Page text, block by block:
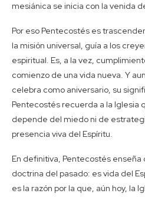
mesiánica se inicia con la venida
Por eso Pentecostés es
la misión universal, guía a los
espiritual. Es, a la vez,
comienzo de una vida nueva. Y
celebra como aniversario, su
Pentecostés recuerda a la Iglesia
depende del miedo ni de
presencia viva del Espíritu.
En definitiva, Pentecostés enseña
doctrina del pasado: es vida del
es la razón por la que, aún hoy, la